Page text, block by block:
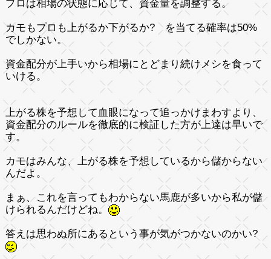
プロは相場の状態に応じて、資金量を調整する。
カモもプロも上がるか下がるか? を当てる確率は50%
でしかない。
資金配分が上手いから相場にとどまり続けメシを食って
いける。
上がる株を予想して血眼になって追っかけまわすより、
資金配分のルールを徹底的に検証した方が上達は早いで
す。
カモはみんな、上がる株を予想しているから儲からない
んだよ。
まぁ、これを言ってもわからない馬鹿が多いから私が儲
けられるんだけどね。
答えは思わぬ所にあるという事が気がつかないのかい?